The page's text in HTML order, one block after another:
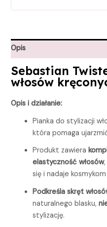
Opis
Sebastian
włosów
Opis i działanie:
Pianka do stylizacji
która pomaga
Produkt zawiera
elastyczność włosów
się i nadaje
Podkreśla skręt
naturalnego blasku,
stylizację.